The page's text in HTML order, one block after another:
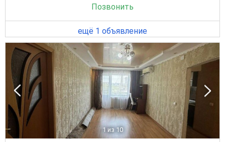
Позвонить
ещё 1 объявление
1 из 10